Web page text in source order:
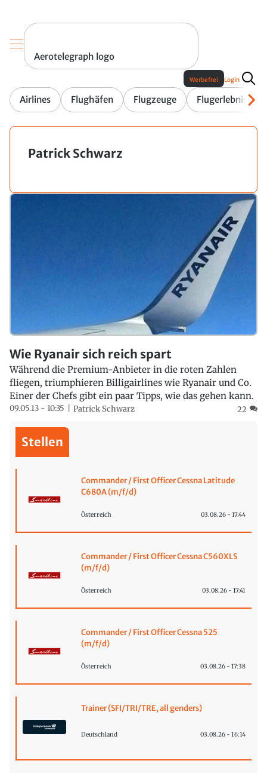
Aerotelegraph logo
Airlines Flughäfen Flugzeuge Flugerlebnis
Werbefrei Login
Patrick Schwarz
Wie Ryanair sich reich spart
Während die Premium-Anbieter in die roten Zahlen
fliegen, triumphieren Billigairlines wie Ryanair und Co.
Einer der Chefs gibt ein paar Tipps, wie das gehen kann.
09.05.13 - 10:35 Patrick Schwarz 22
Stellen
Commander / First Officer Cessna Latitude
C680A (m/f/d)
Österreich 03.08.26 - 17:44
Commander / First Officer Cessna C560XLS
(m/f/d)
Österreich 03.08.26 - 17:41
Commander / First Officer Cessna 525
(m/f/d)
Österreich 03.08.26 - 17:38
Trainer (SFI/TRI/TRE, all genders)
Deutschland 03.08.26 - 16:14